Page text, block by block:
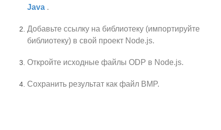
Java .
Добавьте ссылку на библиотеку (импортируйте
библиотеку) в свой проект Node.js.
Откройте исходные файлы ODP в Node.js.
Сохранить результат как файл BMP.